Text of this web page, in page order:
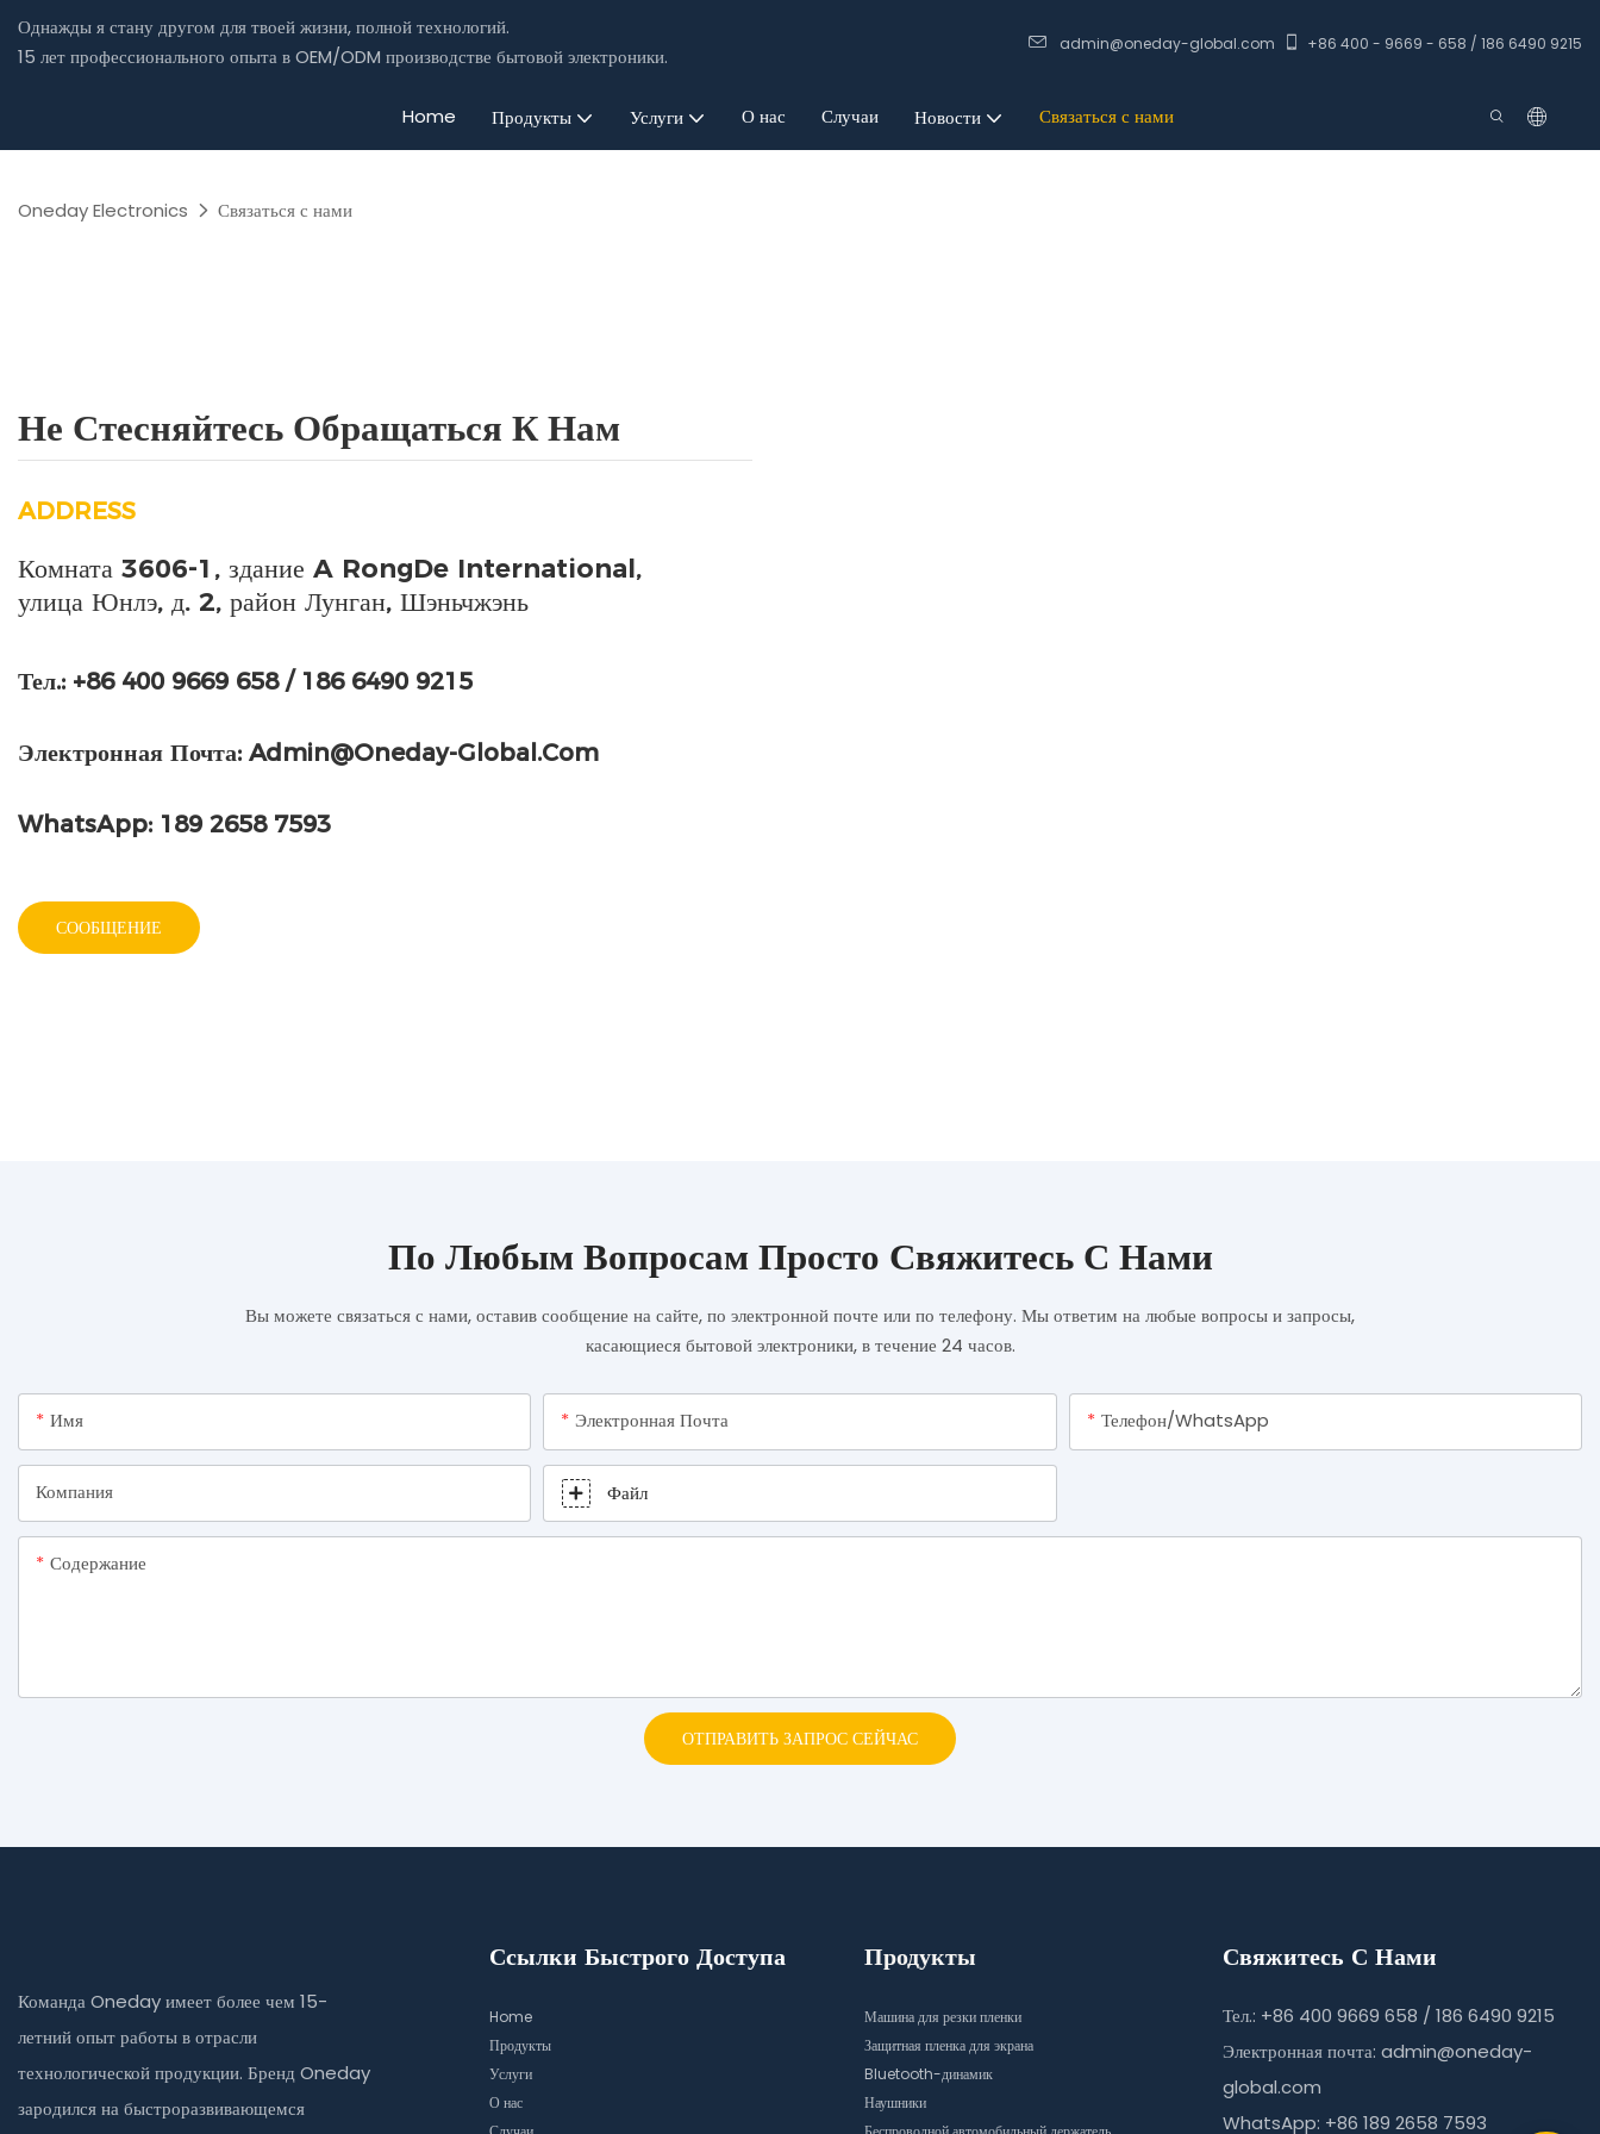
Однажды я стану другом для твоей жизни, полной технологий.
15 лет профессионального опыта в OEM/ODM производстве бытовой электроники.
admin@oneday-global.com +86 400 - 9669 - 658 / 186 6490 9215
Home Продукты Услуги О нас Случаи Новости Связаться с нами
Oneday Electronics Связаться с нами
Не Стесняйтесь Обращаться К Нам
ADDRESS
Комната 3606-1, здание A RongDe International,
улица Юнлэ, д. 2, район Лунган, Шэньчжэнь
Тел.: +86 400 9669 658 / 186 6490 9215
Электронная Почта: Admin@oneday-Global.com
WhatsApp: 189 2658 7593
СООБЩЕНИЕ
По Любым Вопросам Просто Свяжитесь С Нами
Вы можете связаться с нами, оставив сообщение на сайте, по электронной почте или по телефону. Мы ответим на любые вопросы и запросы,
касающиеся бытовой электроники, в течение 24 часов.
Имя Электронная Почта Телефон/WhatsApp
Компания Файл
Содержание
ОТПРАВИТЬ ЗАПРОС СЕЙЧАС
Команда Oneday имеет более чем 15-
летний опыт работы в отрасли
технологической продукции. Бренд Oneday
зародился на быстроразвивающемся
Ссылки Быстрого Доступа
Home
Продукты
Услуги
О нас
Продукты
Машина для резки пленки
Защитная пленка для экрана
Bluetooth-динамик
Наушники
Свяжитесь С Нами
Тел.: +86 400 9669 658 / 186 6490 9215
Электронная почта:admin@oneday-
global.com
WhatsApp: +86 189 2658 7593